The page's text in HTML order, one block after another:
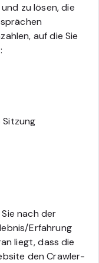
zu lösen, die
auf die Sie
nach der
Erfahrung
liegt, dass die
den Crawler-